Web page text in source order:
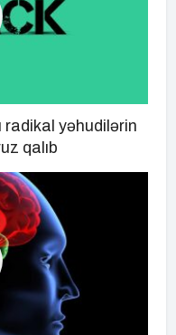
radikal yəhudilərin
qalıb